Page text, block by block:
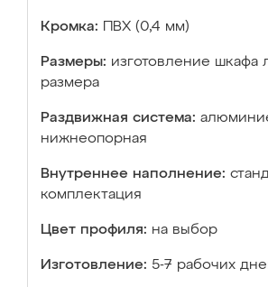
Кромка: ПВХ (0,4 мм)
Размеры: изготовление шкафа
размера
Раздвижная система:
нижнеопорная
Внутреннее наполнение:
комплектация
Цвет профиля: на выбор
Изготовление: 5-7 рабочих